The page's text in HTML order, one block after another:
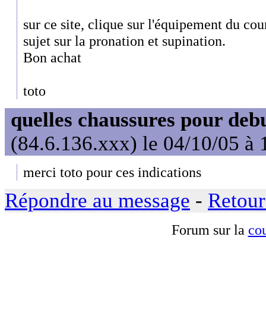
sur ce site, clique sur l'équipement du
sujet sur la pronation et supination.
Bon achat
toto
quelles chaussures pour
(84.6.136.xxx) le 04/10/05 à
merci toto pour ces indications
Répondre au message -
Forum sur la